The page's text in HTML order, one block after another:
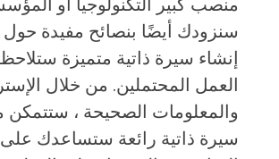
منصب كبير التكنولوجيا أو
سنزودك أيضًا بنصائح مفيدة حول
إنشاء سيرة ذاتية متميزة
العمل المحتملين. من خلال
والمعلومات الصحيحة ، ستتمكن
سيرة ذاتية رائعة ستساعدك على